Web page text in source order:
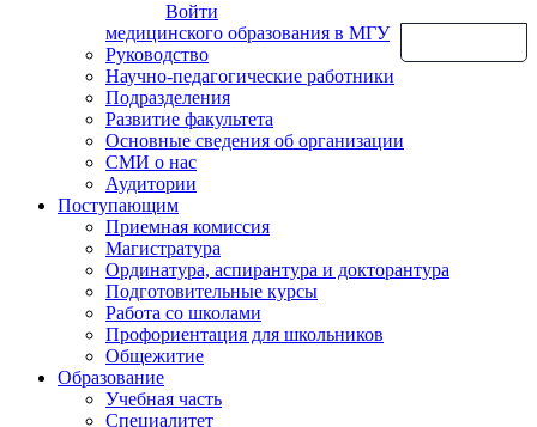
Войти
медицинского образования в МГУ
Руководство
Научно-педагогические работники
Подразделения
Развитие факультета
Основные сведения об организации
СМИ о нас
Аудитории
Поступающим
Приемная комиссия
Магистратура
Ординатура, аспирантура и докторантура
Подготовительные курсы
Работа со школами
Профориентация для школьников
Общежитие
Образование
Учебная часть
Специалитет